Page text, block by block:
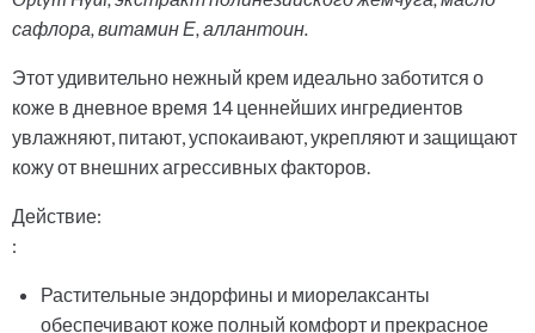
сафлора, витамин Е, аллантоин.
Этот удивительно нежный крем идеально заботится о
коже в дневное время 14 ценнейших ингредиентов
увлажняют, питают, успокаивают, укрепляют и защищают
кожу от внешних агрессивных факторов.
Действие:
:
Растительные эндорфины и миорелаксанты
обеспечивают коже полный комфорт и прекрасное